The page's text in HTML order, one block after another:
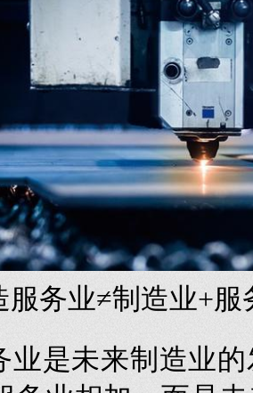
服务业≠制造业+服
业是未来制造业